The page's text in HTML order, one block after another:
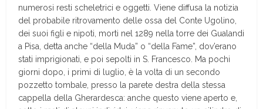
numerosi resti scheletrici e oggetti. Viene diffusa la notizia
del probabile ritrovamento delle ossa del Conte Ugolino,
dei suoi figli e nipoti, morti nel 1289 nella torre dei Gualandi
a Pisa, detta anche “della Muda” o “della Fame”, dov’erano
stati imprigionati, e poi sepolti in S. Francesco. Ma pochi
giorni dopo, i primi di luglio, è la volta di un secondo
pozzetto tombale, presso la parete destra della stessa
cappella della Gherardesca: anche questo viene aperto e,